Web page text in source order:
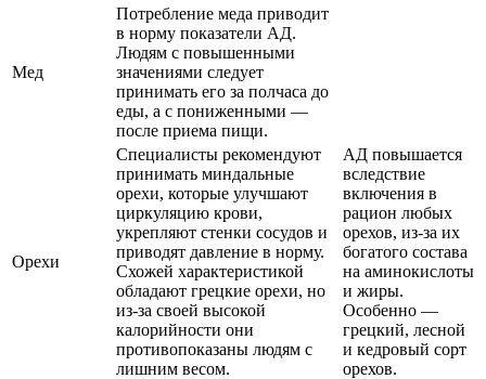
Мед
Потребление меда приводит
в норму показатели АД.
Людям с повышенными
значениями следует
принимать его за полчаса до
еды, а с пониженными —
после приема пищи.
Орехи
Специалисты рекомендуют
принимать миндальные
орехи, которые улучшают
циркуляцию крови,
укрепляют стенки сосудов и
приводят давление в норму.
Схожей характеристикой
обладают грецкие орехи, но
из-за своей высокой
калорийности они
противопоказаны людям с
лишним весом.
АД повышается
вследствие
включения в
рацион любых
орехов, из-за их
богатого состава
на аминокислоты
и жиры.
Особенно —
грецкий, лесной
и кедровый сорт
орехов.